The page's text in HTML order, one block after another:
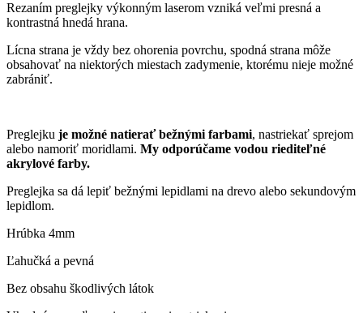
Rezaním preglejky výkonným laserom vzniká veľmi presná a
kontrastná hnedá hrana.
Lícna strana je vždy bez ohorenia povrchu, spodná strana môže
obsahovať na niektorých miestach zadymenie, ktorému nieje možné
zabrániť.
Preglejku je možné natierať bežnými farbami, nastriekať sprejom
alebo namoriť moridlami. My odporúčame vodou riediteľné
akrylové farby.
Preglejka sa dá lepiť bežnými lepidlami na drevo alebo sekundovým
lepidlom.
Hrúbka 4mm
Ľahučká a pevná
Bez obsahu škodlivých látok